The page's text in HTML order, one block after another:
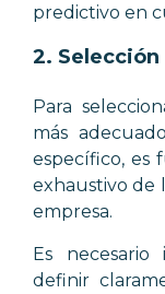
predictivo en
2.
Para
más
específico, es
exhaustivo de
empresa.
Es necesario
definir